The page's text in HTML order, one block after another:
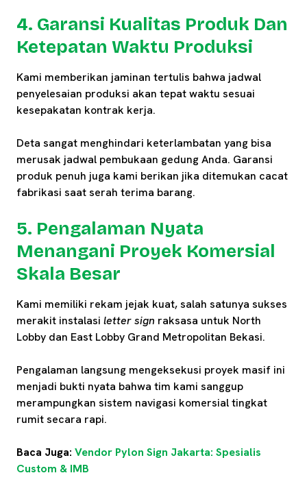
4. Garansi Kualitas Produk Dan
Ketepatan Waktu Produksi
Kami memberikan jaminan tertulis bahwa jadwal
penyelesaian produksi akan tepat waktu sesuai
kesepakatan kontrak kerja.
Deta sangat menghindari keterlambatan yang bisa
merusak jadwal pembukaan gedung Anda. Garansi
produk penuh juga kami berikan jika ditemukan cacat
fabrikasi saat serah terima barang.
5. Pengalaman Nyata
Menangani Proyek Komersial
Skala Besar
Kami memiliki rekam jejak kuat, salah satunya sukses
merakit instalasi letter sign raksasa untuk North
Lobby dan East Lobby Grand Metropolitan Bekasi.
Pengalaman langsung mengeksekusi proyek masif ini
menjadi bukti nyata bahwa tim kami sanggup
merampungkan sistem navigasi komersial tingkat
rumit secara rapi.
Baca Juga: Vendor Pylon Sign Jakarta: Spesialis
Custom & IMB